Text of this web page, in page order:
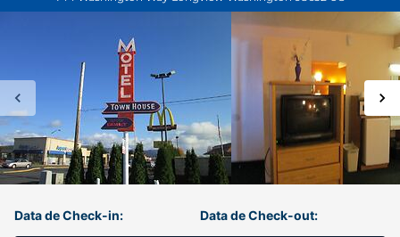
Data de Check-in: Data de Check-out: